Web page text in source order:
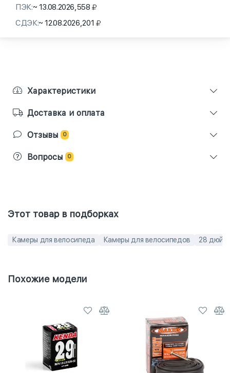
ПЭК:~ 13.08.2026,558
СДЭК:~ 12.08.2026,201
Характеристики
Доставка и оплата
Отзывы 0
Вопросы 0
Этот товар в подборках
Камеры для велосипеда Камеры для велосипедов 28
Похожие модели